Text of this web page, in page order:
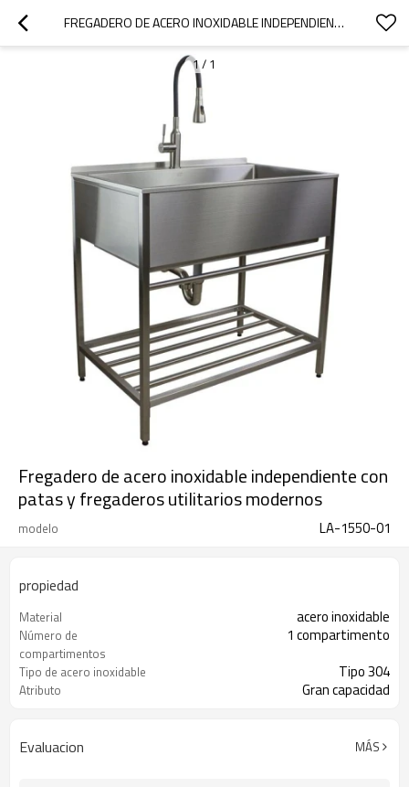
FREGADERO DE ACERO INOXIDABLE INDEPENDIENTE CON PATAS Y FREGADEROS UTILITARIOS MODERNOS
1/ 1
Fregadero de acero inoxidable independiente con
patas y fregaderos utilitarios modernos
modelo LA-1550-01
propiedad
Material acero inoxidable
Número de
compartimentos
1 compartimento
Tipo de acero inoxidable Tipo 304
Atributo Gran capacidad
Evaluacion MÁS